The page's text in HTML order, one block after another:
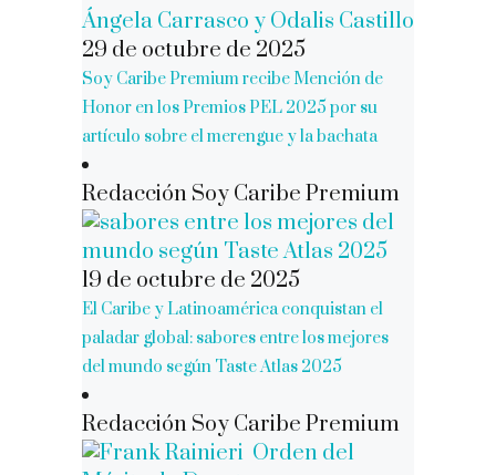
29 de octubre de 2025
Soy Caribe Premium recibe Mención de
Honor en los Premios PEL 2025 por su
artículo sobre el merengue y la bachata
Redacción Soy Caribe Premium
19 de octubre de 2025
El Caribe y Latinoamérica conquistan el
paladar global: sabores entre los mejores
del mundo según Taste Atlas 2025
Redacción Soy Caribe Premium